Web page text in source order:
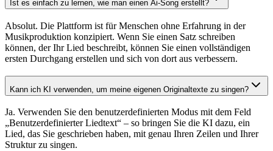
Ist es einfach zu lernen, wie man einen Ai-Song erstellt?
Absolut. Die Plattform ist für Menschen ohne Erfahrung in der
Musikproduktion konzipiert. Wenn Sie einen Satz schreiben
können, der Ihr Lied beschreibt, können Sie einen vollständigen
ersten Durchgang erstellen und sich von dort aus verbessern.
Kann ich KI verwenden, um meine eigenen Originaltexte zu singen?
Ja. Verwenden Sie den benutzerdefinierten Modus mit dem Feld
„Benutzerdefinierter Liedtext“ – so bringen Sie die KI dazu, ein
Lied, das Sie geschrieben haben, mit genau Ihren Zeilen und Ihrer
Struktur zu singen.